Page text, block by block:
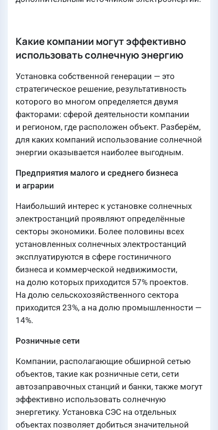
Какие компании могут эффективно
использовать солнечную энергию
Установка собственной генерации — это
стратегическое решение, результативность
которого во многом определяется двумя
факторами: сферой деятельности компании
и регионом, где расположен объект. Разберём,
для каких компаний использование солнечной
энергии оказывается наиболее выгодным.
Предприятия малого и среднего бизнеса
и аграрии
Наибольший интерес к установке солнечных
электростанций проявляют определённые
секторы экономики. Более половины всех
установленных солнечных электростанций
эксплуатируются в сфере гостиничного
бизнеса и коммерческой недвижимости,
на долю которых приходится 57% проектов.
На долю сельскохозяйственного сектора
приходится 23%, а на долю промышленности —
14%.
Розничные сети
Компании, располагающие обширной сетью
объектов, такие как розничные сети, сети
автозаправочных станций и банки, также могут
эффективно использовать солнечную
энергетику. Установка СЭС на отдельных
объектах позволяет добиться значительной